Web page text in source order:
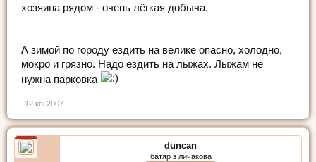
хозяина рядом - очень лёгкая добыча.
А зимой по городу ездить на велике опасно, холодно,
мокро и грязно. Надо ездить на лыжах. Лыжам не
нужна парковка
12 кві 2007
duncan
батяр з личакова